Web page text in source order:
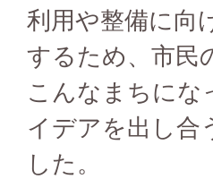
利用や整備に向
するため、市民
こんなまちにな
イデアを出し合
した。